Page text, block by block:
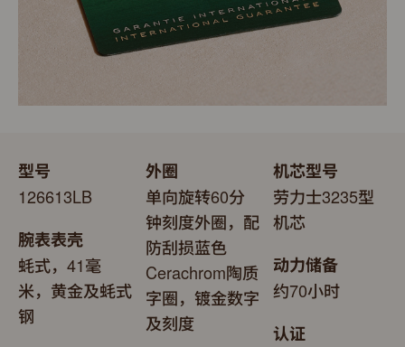
型号
126613LB
腕表表壳
蚝式，41毫
米，黄金及蚝式
钢
外圈
单向旋转60分
钟刻度外圈，配
防刮损蓝色
Cerachrom陶质
字圈，镀金数字
及刻度
机芯型号
劳力士3235型
机芯
动力储备
约70小时
认证